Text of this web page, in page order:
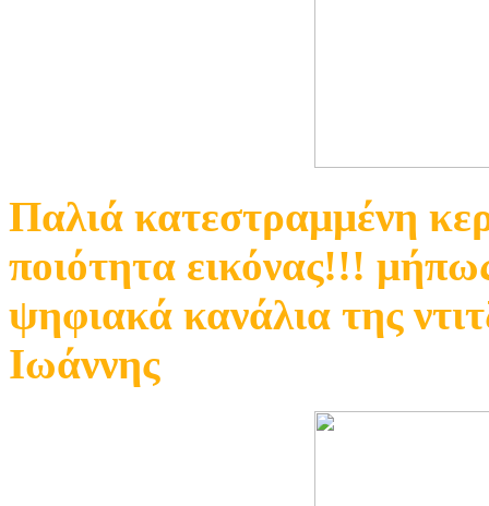
Παλιά κατεστραμμένη
ποιότητα εικόνας!!!
ψηφιακά κανάλια της
Ιωάννης